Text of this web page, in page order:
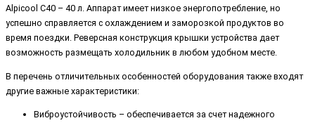
Alpicool C40 – 40 л. Аппарат имеет низкое энергопотребление, но
успешно справляется с охлаждением и заморозкой продуктов во
время поездки. Реверсная конструкция крышки устройства дает
возможность размещать холодильник в любом удобном месте.
В перечень отличительных особенностей оборудования также входят
другие важные характеристики:
Виброустойчивость – обеспечивается за счет надежного